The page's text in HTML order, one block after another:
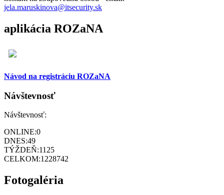
jela.maruskinova@itsecurity.sk
aplikácia ROZaNA
Návod na registráciu ROZaNA
Návštevnosť
Návštevnosť:
ONLINE:0
DNES:49
TÝŽDEŇ:1125
CELKOM:1228742
Fotogaléria